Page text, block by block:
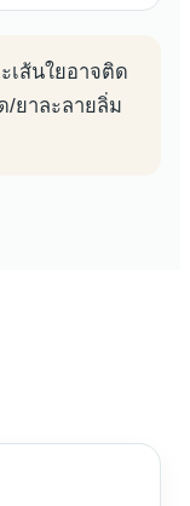
ะเส้นใยอาจติด
/ยาละลายลิ่ม